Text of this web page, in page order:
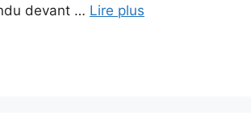
devant … Lire plus